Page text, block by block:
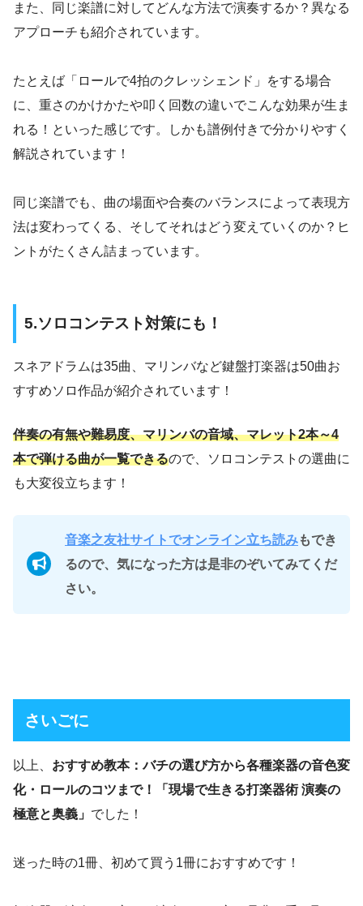
また、同じ楽譜に対してどんな方法で演奏するか？異なる
アプローチも紹介されています。
たとえば「ロールで4拍のクレッシェンド」をする場合
に、重さのかけかたや叩く回数の違いでこんな効果が生ま
れる！といった感じです。しかも譜例付きで分かりやすく
解説されています！
同じ楽譜でも、曲の場面や合奏のバランスによって表現方
法は変わってくる、そしてそれはどう変えていくのか？ヒ
ントがたくさん詰まっています。
5.ソロコンテスト対策にも！
スネアドラムは35曲、マリンバなど鍵盤打楽器は50曲お
すすめソロ作品が紹介されています！
伴奏の有無や難易度、マリンバの音域、マレット2本～4
本で弾ける曲が一覧できるので、ソロコンテストの選曲に
も大変役立ちます！
音楽之友社サイトでオンライン立ち読みもでき
るので、気になった方は是非のぞいてみてくだ
さい。
さいごに
以上、 おすすめ教本：バチの選び方から各種楽器の音色変
化・ロールのコツまで！「現場で生きる打楽器術 演奏の
極意と奥義」 でした！
迷った時の1冊、初めて買う1冊におすすめです！